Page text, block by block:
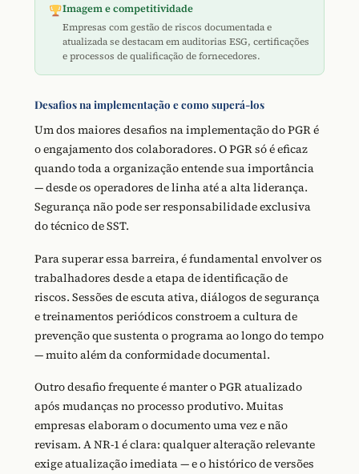
Imagem e competitividade
Empresas com gestão de riscos documentada e
atualizada se destacam em auditorias ESG, certificações
e processos de qualificação de fornecedores.
Desafios na implementação e como superá-los
Um dos maiores desafios na implementação do PGR é
o engajamento dos colaboradores. O PGR só é eficaz
quando toda a organização entende sua importância
— desde os operadores de linha até a alta liderança.
Segurança não pode ser responsabilidade exclusiva
do técnico de SST.
Para superar essa barreira, é fundamental envolver os
trabalhadores desde a etapa de identificação de
riscos. Sessões de escuta ativa, diálogos de segurança
e treinamentos periódicos constroem a cultura de
prevenção que sustenta o programa ao longo do tempo
— muito além da conformidade documental.
Outro desafio frequente é manter o PGR atualizado
após mudanças no processo produtivo. Muitas
empresas elaboram o documento uma vez e não
revisam. A NR-1 é clara: qualquer alteração relevante
exige atualização imediata — e o histórico de versões